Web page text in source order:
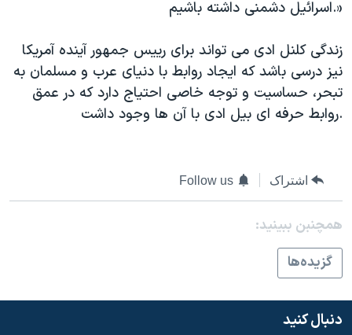
اسرائیل دشمنی داشته باشیم.»
زندگی کلنل ادی می تواند برای رییس جمهور آینده آمریکا
نیز درسی باشد که ایجاد روابط با دنیای عرب و مسلمان به
تبحر، حساسیت و توجه خاصی احتیاج دارد که در عمق
روابط حرفه ای بیل ادی با آن ها وجود داشت.
اشتراک Follow us
همچنبن ببینید:
گزيده‌ها
دنبال کنید